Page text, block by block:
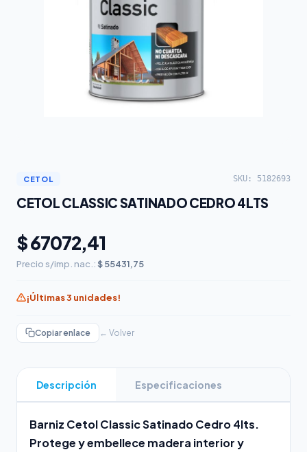
CETOL SKU: 5182693
CETOL CLASSIC SATINADO CEDRO 4LTS
$ 67072,41
Precio s/imp. nac.: $ 55431,75
¡Últimas 3 unidades!
Copiar enlace ← Volver
Descripción Especificaciones
Barniz Cetol Classic Satinado Cedro 4lts.
Protege y embellece madera interior y